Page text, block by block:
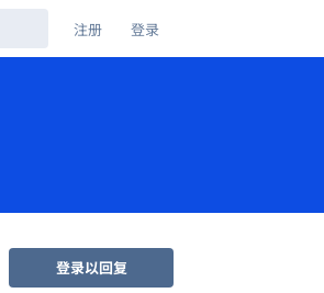
注册 登录
登录以回复